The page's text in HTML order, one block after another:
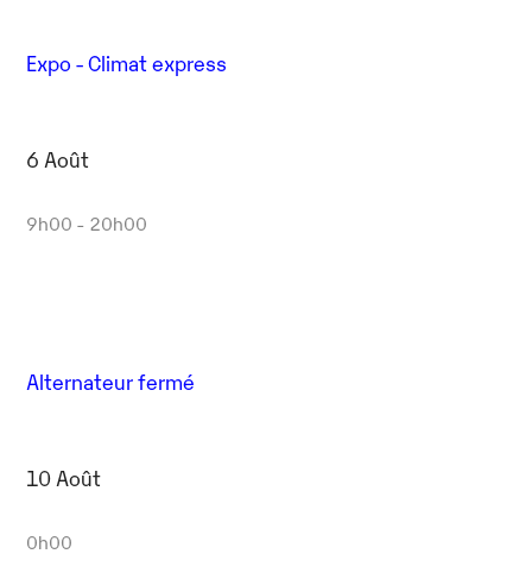
Expo - Climat express
6 Août
9h00 - 20h00
Alternateur fermé
10 Août
0h00